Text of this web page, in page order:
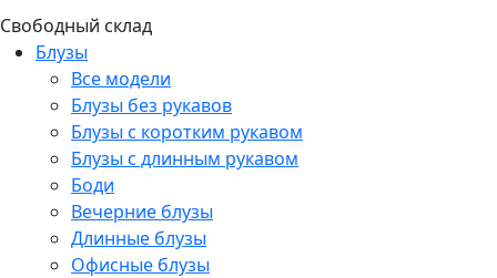
Свободный склад
Блузы
Все модели
Блузы без рукавов
Блузы с коротким рукавом
Блузы с длинным рукавом
Боди
Вечерние блузы
Длинные блузы
Офисные блузы